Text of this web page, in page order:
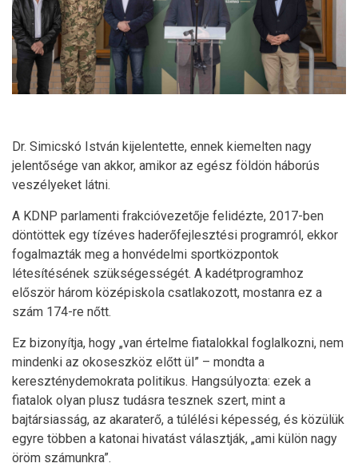
Dr. Simicskó István kijelentette, ennek kiemelten nagy
jelentősége van akkor, amikor az egész földön háborús
veszélyeket látni.
A KDNP parlamenti frakcióvezetője felidézte, 2017-ben
döntöttek egy tízéves haderőfejlesztési programról, ekkor
fogalmazták meg a honvédelmi sportközpontok
létesítésének szükségességét. A kadétprogramhoz
először három középiskola csatlakozott, mostanra ez a
szám 174-re nőtt.
Ez bizonyítja, hogy „van értelme fiatalokkal foglalkozni, nem
mindenki az okoseszköz előtt ül” – mondta a
kereszténydemokrata politikus. Hangsúlyozta: ezek a
fiatalok olyan plusz tudásra tesznek szert, mint a
bajtársiasság, az akaraterő, a túlélési képesség, és közülük
egyre többen a katonai hivatást választják, „ami külön nagy
öröm számunkra”.